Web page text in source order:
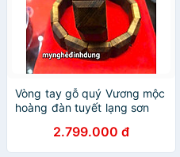
Vòng tay gỗ quý Vương mộc
hoàng đàn tuyết lạng sơn
2.799.000 đ